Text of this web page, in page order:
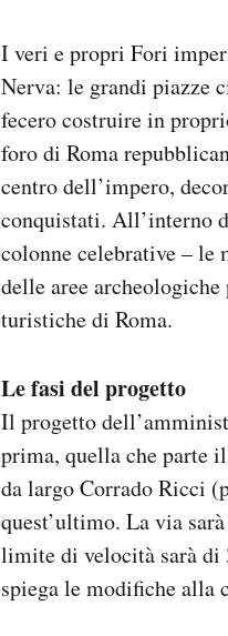
I veri e propri Fori
Nerva: le grandi piazze
fecero costruire in
foro di Roma
centro dell’impero,
conquistati. All’interno
colonne celebrative – le
delle aree
turistiche di Roma.
Le fasi del progetto
Il progetto
prima, quella che parte
da largo Corrado Ricci
quest’ultimo. La via
limite di velocità sarà di
spiega le modifiche alla